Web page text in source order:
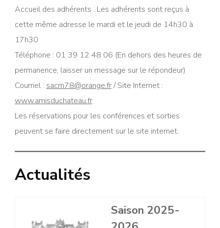
Accueil des adhérents : Les adhérents sont reçus à
cette même adresse le mardi et le jeudi de 14h30 à
17h30
Téléphone : 01 39 12 48 06 (En dehors des heures de
permanence, laisser un message sur le répondeur)
Courriel : sacm78@orange.fr/ Site Internet :
www.amisduchateau.fr
Les réservations pour les conférences et sorties
peuvent se faire directement sur le site internet.
Actualités
Saison 2025-